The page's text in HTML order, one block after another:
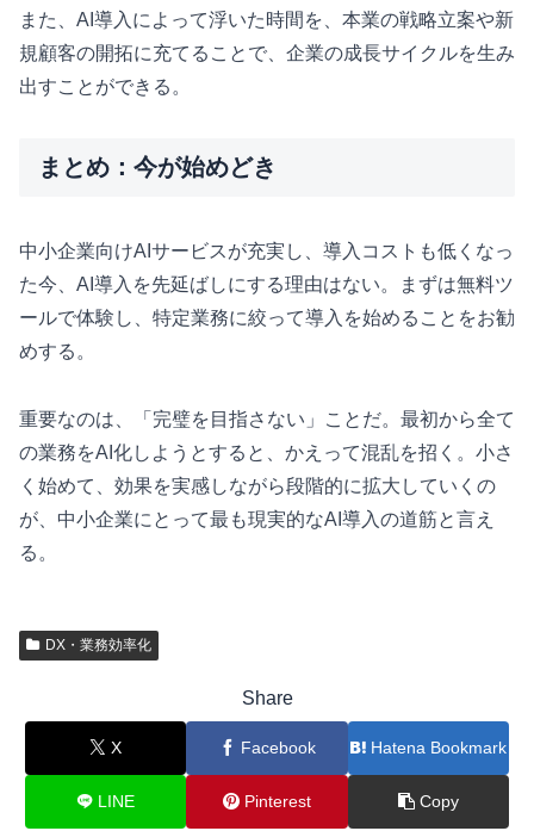
また、AI導入によって浮いた時間を、本業の戦略立案や新
規顧客の開拓に充てることで、企業の成長サイクルを生み
出すことができる。
まとめ：今が始めどき
中小企業向けAIサービスが充実し、導入コストも低くなっ
た今、AI導入を先延ばしにする理由はない。まずは無料ツ
ールで体験し、特定業務に絞って導入を始めることをお勧
めする。
重要なのは、「完璧を目指さない」ことだ。最初から全て
の業務をAI化しようとすると、かえって混乱を招く。小さ
く始めて、効果を実感しながら段階的に拡大していくの
が、中小企業にとって最も現実的なAI導入の道筋と言え
る。
DX・業務効率化
Share
X Facebook Hatena Bookmark
LINE Pinterest Copy